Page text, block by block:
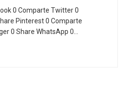
0 Comparte Twitter 0
Pinterest 0 Comparte
0 Share WhatsApp 0…